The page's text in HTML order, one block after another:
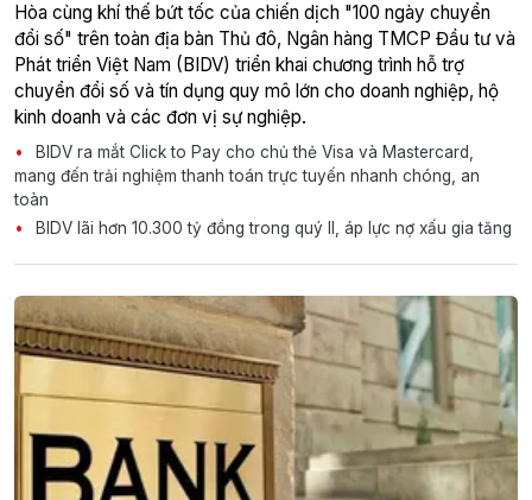
Hòa cùng khí thế bứt tốc của chiến dịch "100 ngày chuyển
đổi số" trên toàn địa bàn Thủ đô, Ngân hàng TMCP Đầu tư và
Phát triển Việt Nam (BIDV) triển khai chương trình hỗ trợ
chuyển đổi số và tín dụng quy mô lớn cho doanh nghiệp, hộ
kinh doanh và các đơn vị sự nghiệp.
BIDV ra mắt Click to Pay cho chủ thẻ Visa và Mastercard,
mang đến trải nghiệm thanh toán trực tuyến nhanh chóng, an
toàn
BIDV lãi hơn 10.300 tỷ đồng trong quý II, áp lực nợ xấu gia tăng